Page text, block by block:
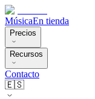
MúsicaEn tienda
Precios
Recursos
Contacto
🇪🇸